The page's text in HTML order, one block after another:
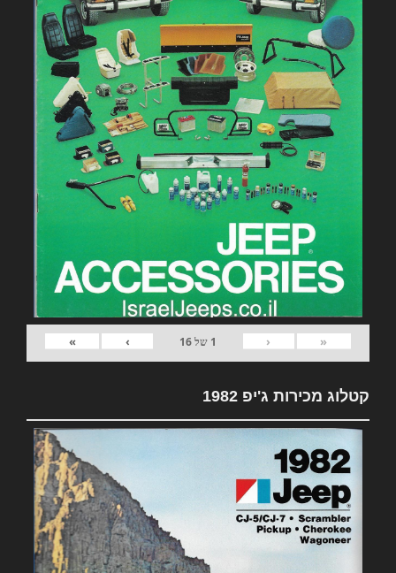
«
‹
1 של16
›
»
קטלוג מכירות ג'יפ 1982